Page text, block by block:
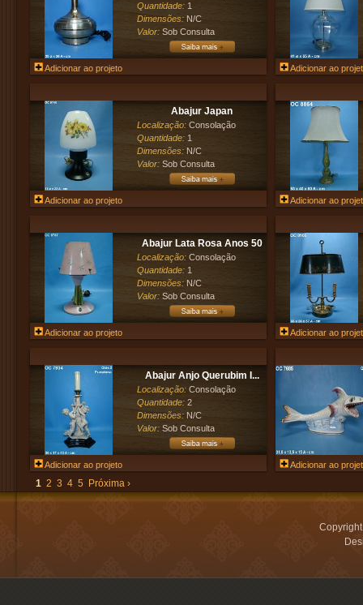
Quantidade: 1
Dimensões: N/C
Valor: Sob Consulta
Adicionar ao projeto Adicionar ao
Abajur Japan
Localização: Consolação
Quantidade: 1
Dimensões: N/C
Valor: Sob Consulta
Adicionar ao projeto Adicionar ao
Abajur Lata Rosa Anos 50
Localização: Consolação
Quantidade: 1
Dimensões: N/C
Valor: Sob Consulta
Adicionar ao projeto Adicionar ao
Abajur Anjo Querubim I...
Localização: Consolação
Quantidade: 2
Dimensões: N/C
Valor: Sob Consulta
Adicionar ao projeto Adicionar ao
1 2 3 4 5 Próxima ›